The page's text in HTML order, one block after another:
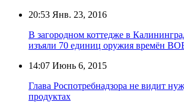
20:53 Янв. 23, 2016
В загородном коттедже в
изъяли 70 единиц оружия времён
14:07 Июнь 6, 2015
Глава Роспотребнадзора не видит
продуктах